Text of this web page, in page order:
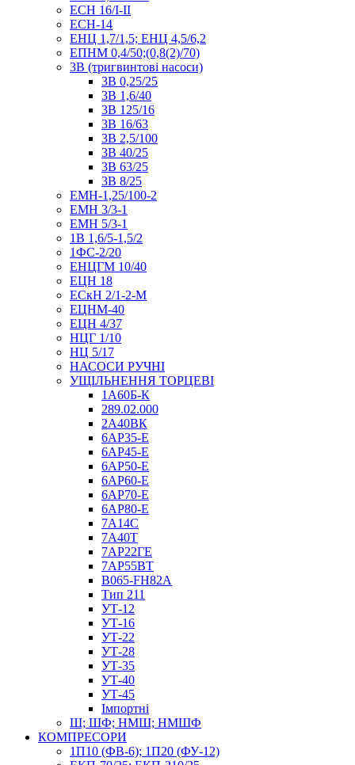
ЕСН 16/I-II
ЕСН-14
ЕНЦ 1,7/1,5; ЕНЦ 4,5/6,2
ЕПНМ 0,4/50;(0,8(2)/70)
3В (тригвинтові насоси)
3В 0,25/25
3В 1,6/40
3В 125/16
3В 16/63
3В 2,5/100
3В 40/25
3В 63/25
3В 8/25
ЕМН-1,25/100-2
ЕМН 3/3-1
ЕМН 5/3-1
1В 1,6/5-1,5/2
1ФС-2/20
ЕНЦГМ 10/40
ЕЦН 18
ЕСкН 2/1-2-М
ЕЦНМ-40
ЕЦН 4/37
НЦГ 1/10
НЦ 5/17
НАСОСИ РУЧНІ
УЩІЛЬНЕННЯ ТОРЦЕВІ
1А60Б-К
289.02.000
2А40ВК
6АР35-Е
6АР45-Е
6АР50-Е
6АР60-Е
6АР70-Е
6АР80-Е
7А14С
7А40Т
7АР22ГЕ
7АР55ВТ
B065-FH82A
Тип 211
УТ-12
УТ-16
УТ-22
УТ-28
УТ-35
УТ-40
УТ-45
Імпортні
Ш; ШФ; НМШ; НМШФ
КОМПРЕСОРИ
1П10 (ФВ-6); 1П20 (ФУ-12)